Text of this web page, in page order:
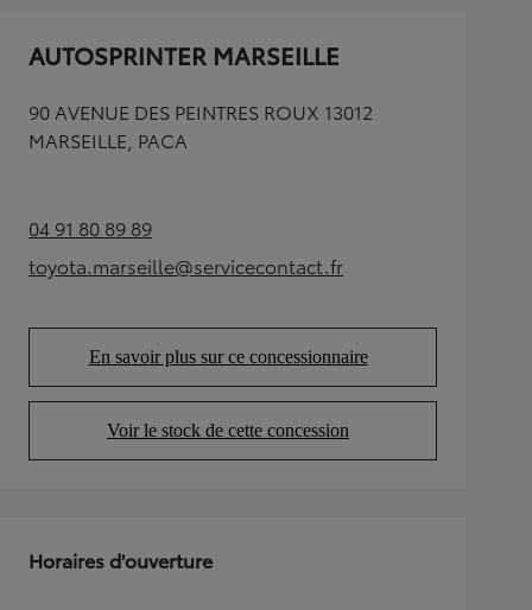
AUTOSPRINTER MARSEILLE
90 AVENUE DES PEINTRES ROUX 13012
MARSEILLE, PACA
04 91 80 89 89(Opens in new tab)
toyota.marseille@servicecontact.fr
(Opens in new tab)
En savoir plus sur ce concessionnaire
(Opens in new tab)
Voir le stock de cette concession
(Opens in new tab)
Horaires d'ouverture